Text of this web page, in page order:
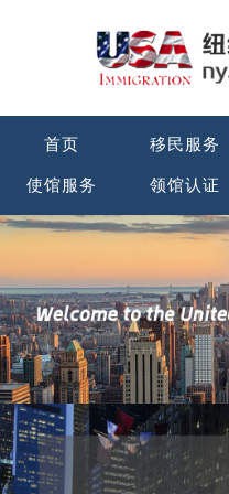
首页 移民服务
使馆服务 领馆认证